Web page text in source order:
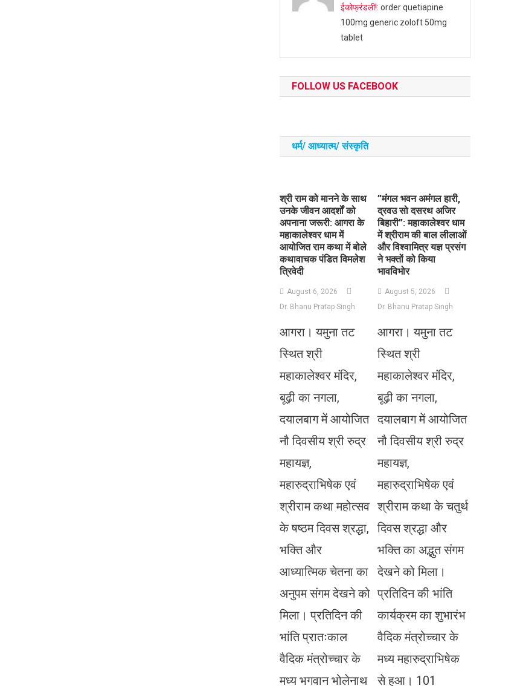
ईकोफ्रंडली!: order quetiapine
100mg generic zoloft 50mg
tablet
FOLLOW US FACEBOOK
धर्म/ आध्‍यात्‍म/ संस्‍कृति
​श्री राम को मानने के साथ
उनके जीवन आदर्शों को
अपनाना जरूरी: आगरा के
महाकालेश्वर धाम में
आयोजित राम कथा में बोले
कथावाचक पंडित विमलेश
त्रिवेदी
August 6, 2026
Dr. Bhanu Pratap Singh
आगरा। यमुना तट
स्थित श्री
महाकालेश्वर मंदिर,
बूढ़ी का नगला,
दयालबाग में आयोजित
नौ दिवसीय श्री रुद्र
महायज्ञ,
महारुद्राभिषेक एवं
श्रीराम कथा महोत्सव
के षष्ठम दिवस श्रद्धा,
भक्ति और
आध्यात्मिक चेतना का
अनुपम संगम देखने को
मिला। प्रतिदिन की
भांति प्रातःकाल
वैदिक मंत्रोच्चार के
मध्य भगवान भोलेनाथ
​”मंगल भवन अमंगल हारी,
द्रवउ सो दसरथ अजिर
बिहारी”: महाकालेश्वर धाम
में श्रीराम की बाल लीलाओं
और विश्वामित्र यज्ञ प्रसंग
ने भक्तों को किया
भावविभोर
August 5, 2026
Dr. Bhanu Pratap Singh
आगरा। यमुना तट
स्थित श्री
महाकालेश्वर मंदिर,
बूढ़ी का नगला,
दयालबाग में आयोजित
नौ दिवसीय श्री रुद्र
महायज्ञ,
महारुद्राभिषेक एवं
श्रीराम कथा के चतुर्थ
दिवस श्रद्धा और
भक्ति का अद्भुत संगम
देखने को मिला।
प्रतिदिन की भांति
कार्यक्रम का शुभारंभ
वैदिक मंत्रोच्चार के
मध्य महारुद्राभिषेक
से हुआ। 101